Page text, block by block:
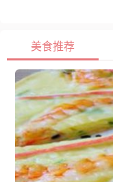
美食推荐